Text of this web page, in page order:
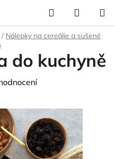
Hledat
KOŠÍK
/ Nálepky na cereálie a sušené
do kuchyně